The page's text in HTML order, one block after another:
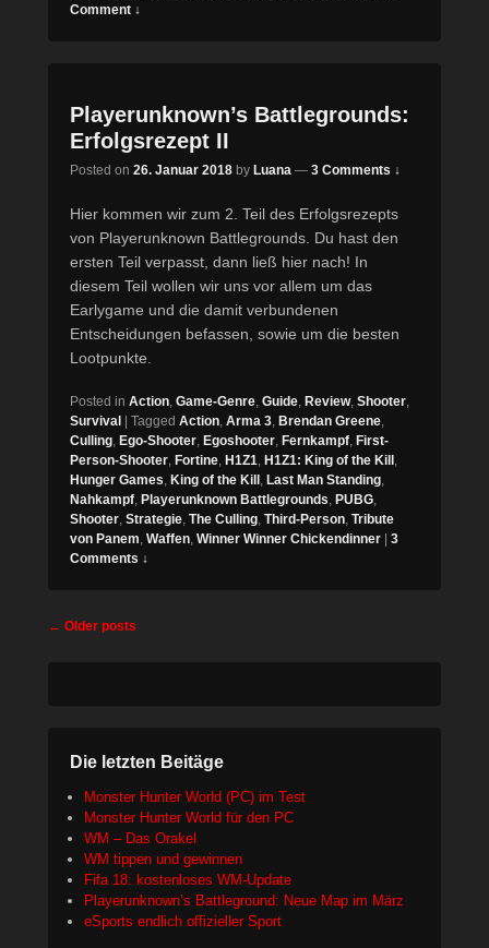
Comment ↓
Playerunknown’s Battlegrounds:
Erfolgsrezept II
Posted on 26. Januar 2018 by Luana — 3 Comments ↓
Hier kommen wir zum 2. Teil des Erfolgsrezepts
von Playerunknown Battlegrounds. Du hast den
ersten Teil verpasst, dann ließ hier nach! In
diesem Teil wollen wir uns vor allem um das
Earlygame und die damit verbundenen
Entscheidungen befassen, sowie um die besten
Lootpunkte.
Posted in Action, Game-Genre, Guide, Review, Shooter,
Survival
Tagged Action, Arma 3, Brendan Greene,
Culling, Ego-Shooter, Egoshooter, Fernkampf, First-
Person-Shooter, Fortine, H1Z1, H1Z1: King of the Kill ,
Hunger Games, King of the Kill , Last Man Standing,
Nahkampf, Playerunknown Battlegrounds, PUBG,
Shooter, Strategie, The Culling, Third-Person, Tribute
von Panem, Waffen, Winner Winner Chickendinner
3
Comments ↓
Post
← Older posts
Die letzten Beitäge
Monster Hunter World (PC) im Test
Monster Hunter World für den PC
WM – Das Orakel
WM tippen und gewinnen
Fifa 18: kostenloses WM-Update
Playerunknown’s Battleground: Neue Map im März
eSports endlich offizieller Sport